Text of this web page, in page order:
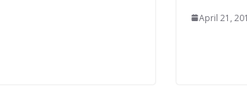
April 21,